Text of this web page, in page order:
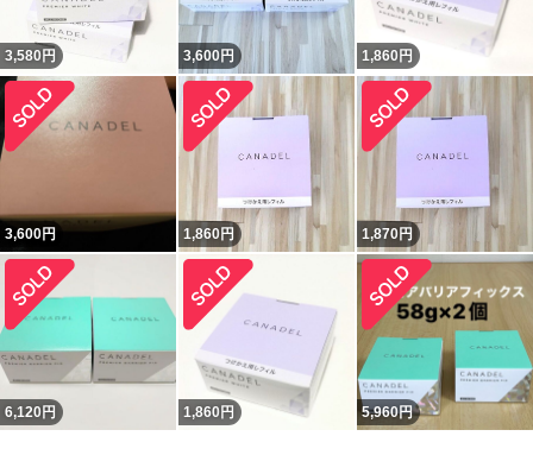
3,580 円 3,600円 1,860 円
3,600円 1,860円 1,870円
6,120円 1,860 円 5,960円